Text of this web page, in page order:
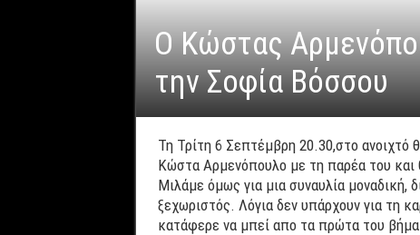
Ο Κώστας
την Σοφία Βόσσου
Τη Τρίτη 6 Σεπτέμβρη 20.30,στο
Κώστα Αρμενόπουλο με τη παρέα του και
Μιλάμε όμως για μια συναυλία μοναδική,
ξεχωριστός. Λόγια δεν υπάρχουν για τη
κατάφερε να μπεί απο τα πρώτα του